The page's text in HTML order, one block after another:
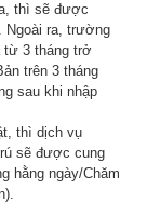
thì sẽ được
Ngoài ra, trường
từ 3 tháng trở
trên 3 tháng
sau khi nhập
thì dịch vụ
sẽ được cung
hằng ngày/Chăm